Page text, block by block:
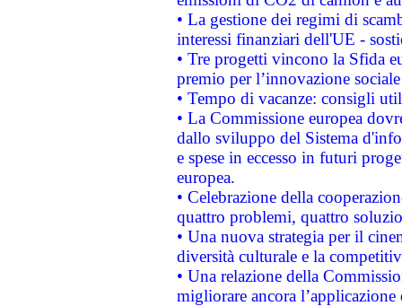
• La gestione dei regimi di
interessi finanziari dell'UE -
• Tre progetti vincono la Sfida
premio per l’innovazione sociale
• Tempo di vacanze: consigli
• La Commissione europea
dallo sviluppo del Sistema
e spese in eccesso in futuri
europea.
• Celebrazione della
quattro problemi, quattro
• Una nuova strategia per il
diversità culturale e la
• Una relazione della
migliorare ancora